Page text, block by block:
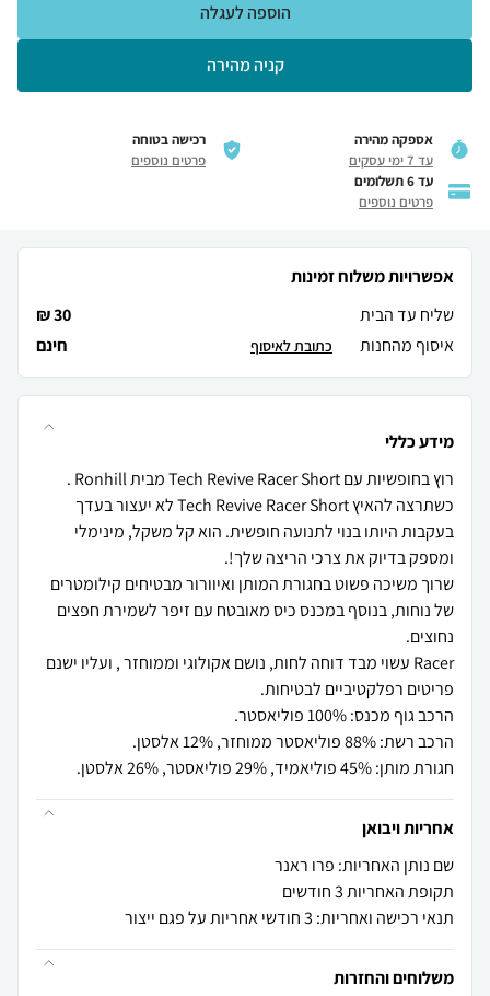
קניה מהירה
הוספה לעגלה
אספקה מהירה
עד 7 ימי עסקים
רכישה בטוחה
פרטים נוספים
עד 6 תשלומים
פרטים נוספים
אפשרויות משלוח זמינות
שליח עד הבית
30 ₪
איסוף מהחנות
חינם כתובת לאיסוף
מידע כללי
כשתרצה להאיץ Tech Revive Racer Short לא יעצור בעדך
בעקבות היותו בנוי לתנועה חופשית. הוא קל משקל, מינימלי
שרוך משיכה פשוט בחגורת המותן ואיוורור מבטיחים קילומטרים
של נוחות, בנוסף במכנס כיס מאובטח עם זיפר לשמירת חפצים
Racer עשוי מבד דוחה לחות, נושם אקולוגי וממוחזר , ועליו ישנם
חגורת מותן: 45% פוליאמיד, 29% פוליאסטר, 26% אלסטן.
אחריות ויבואן
שם נותן האחריות: פרו ראנר
תקופת האחריות 3 חודשים
תנאי רכישה ואחריות: 3 חודשי אחריות על פגם ייצור
משלוחים והחזרות